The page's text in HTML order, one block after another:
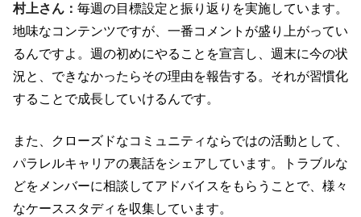
村上さん： 毎週の目標設定と振り返りを実施しています。
地味なコンテンツですが、一番コメントが盛り上がってい
るんですよ。週の初めにやることを宣言し、週末に今の状
況と、できなかったらその理由を報告する。それが習慣化
することで成長していけるんです。
また、クローズドなコミュニティならではの活動として、
パラレルキャリアの裏話をシェアしています。トラブルな
どをメンバーに相談してアドバイスをもらうことで、様々
なケーススタディを収集しています。